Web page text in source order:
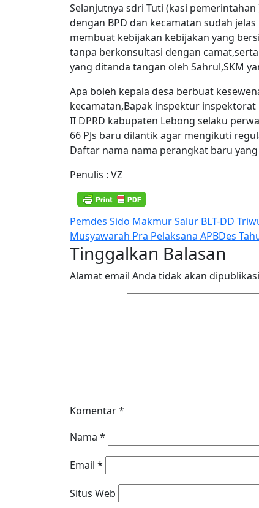
Selanjutnya sdri Tuti (kasi
dengan BPD dan kecamatan sudah
membuat kebijakan kebijakan yang
tanpa berkonsultasi dengan
yang ditanda tangan oleh Sahrul,SKM
Apa boleh kepala desa berbuat
kecamatan,Bapak inspektur
II DPRD kabupaten Lebong selaku
66 PJs baru dilantik agar mengikuti
Daftar nama nama perangkat baru
Penulis : VZ
Navigasi
pos
Pemdes Sido Makmur Salur BLT-DD
Musyawarah Pra Pelaksana APBDes
Tinggalkan Balasan
Alamat email Anda tidak akan
Komentar*
Nama *
Email *
Situs Web